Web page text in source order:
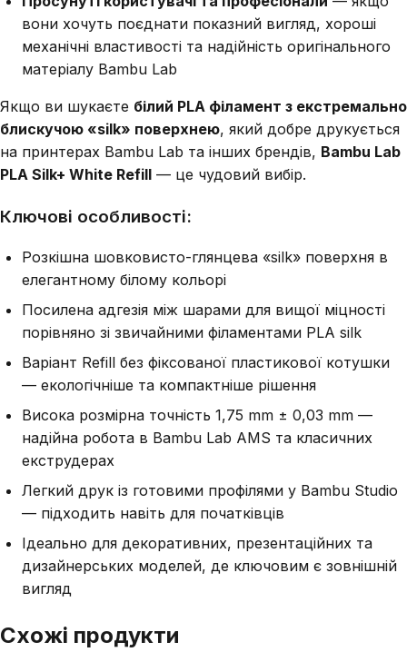
вони хочуть поєднати показний вигляд, хороші
механічні властивості та надійність оригінального
матеріалу Bambu Lab
Якщо ви шукаєте білий PLA філамент з екстремально
блискучою «silk» поверхнею, який добре друкується
на принтерах Bambu Lab та інших брендів, Bambu Lab
PLA Silk+ White Refill — це чудовий вибір.
Ключові особливості:
Розкішна шовковисто-глянцева «silk» поверхня в
елегантному білому кольорі
Посилена адгезія між шарами для вищої міцності
порівняно зі звичайними філаментами PLA silk
Варіант Refill без фіксованої пластикової котушки
— екологічніше та компактніше рішення
Висока розмірна точність 1,75 mm ± 0,03 mm —
надійна робота в Bambu Lab AMS та класичних
екструдерах
Легкий друк із готовими профілями у Bambu Studio
— підходить навіть для початківців
Ідеально для декоративних, презентаційних та
дизайнерських моделей, де ключовим є зовнішній
вигляд
Схожі продукти